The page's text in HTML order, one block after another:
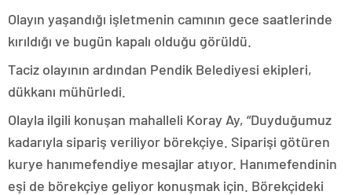
Olayın yaşandığı işletmenin camının gece saatlerinde
kırıldığı ve bugün kapalı olduğu görüldü.
Taciz olayının ardından Pendik Belediyesi ekipleri,
dükkanı mühürledi.
Olayla ilgili konuşan mahalleli Koray Ay, “Duyduğumuz
kadarıyla sipariş veriliyor börekçiye. Siparişi götüren
kurye hanımefendiye mesajlar atıyor. Hanımefendinin
eşi de börekçiye geliyor konuşmak için. Börekçideki